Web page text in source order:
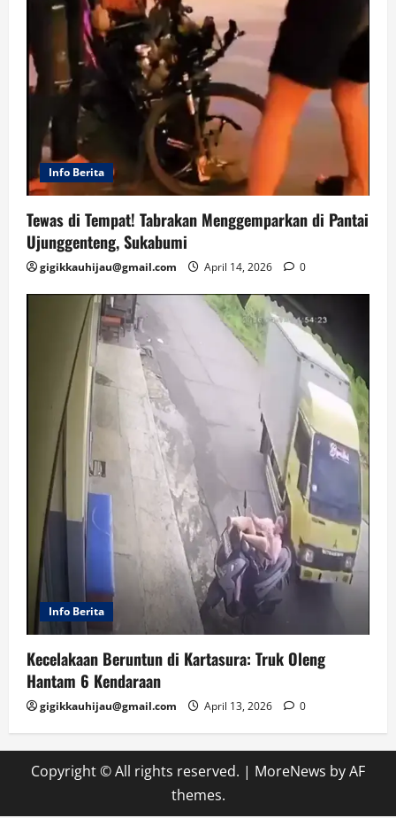
Info Berita
Tewas di Tempat! Tabrakan Menggemparkan di Pantai
Ujunggenteng, Sukabumi
gigikkauhijau@gmail.com April 14, 2026 0
Info Berita
Kecelakaan Beruntun di Kartasura: Truk Oleng
Hantam 6 Kendaraan
gigikkauhijau@gmail.com April 13, 2026 0
Copyright © All rights reserved. | MoreNews by AF
themes.